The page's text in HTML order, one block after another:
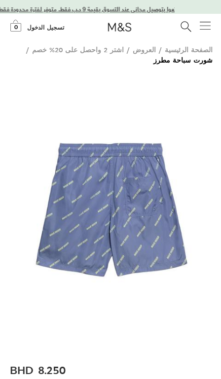
تسجيل الدخول 0
الصفحة الرئيسية / العروض / اشتر 2 واحصل على 20% خصم
/
شورت سباحة مطرز
BHD 8.250